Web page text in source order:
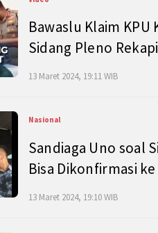
Bawaslu Klaim
Sidang Pleno
13 Maret 2024, 19:11 WIB
Nasional
Sandiaga Uno soal
Bisa Dikonfirmasi
13 Maret 2024, 19:10 WIB